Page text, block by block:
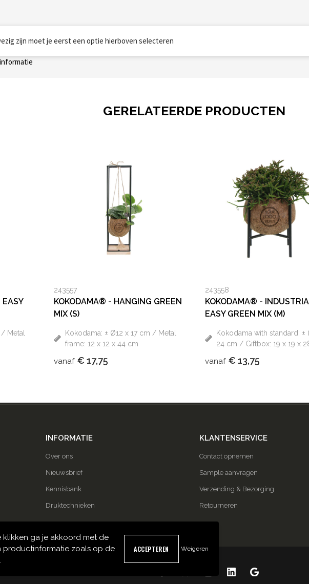
zijn moet je eerst een optie hierboven selecteren
GERELATEERDE PRODUCTEN
/ Metal
243557
KOKODAMA® - HANGING GREEN
MIX (S)
Kokodama: ± Ø12 x 17 cm / Metal
frame: 12 x 12 x 44 cm
vanaf € 17,75
243558
KOKODAMA® -
EASY GREEN MIX (M)
Kokodama with standard: ±
24 cm / Giftbox: 19 x 19 x
vanaf € 13,75
INFORMATIE
Over ons
Nieuwsbrief
Kennisbank
Druktechnieken
KLANTENSERVICE
Contact opnemen
Sample aanvragen
Verzending & Bezorging
Retourneren
ga je akkoord met de
zoals op de
Weigeren